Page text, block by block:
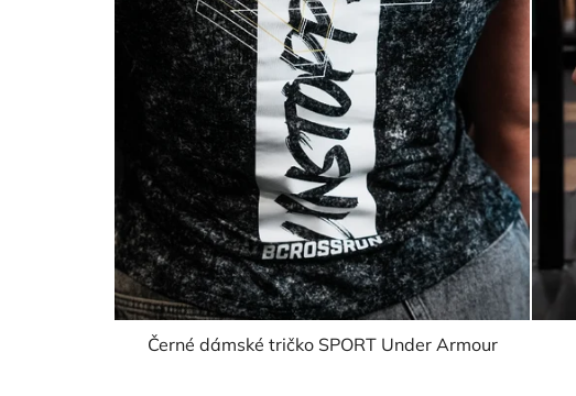
Černé dámské tričko SPORT Under Armour